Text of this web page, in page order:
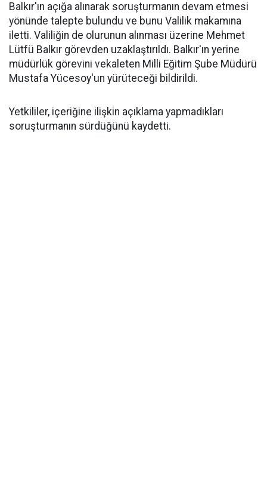
Balkır'ın açığa alınarak soruşturmanın devam etmesi
yönünde talepte bulundu ve bunu Valilik makamına
iletti. Valiliğin de olurunun alınması üzerine Mehmet
Lütfü Balkır görevden uzaklaştırıldı. Balkır'ın yerine
müdürlük görevini vekaleten Milli Eğitim Şube Müdürü
Mustafa Yücesoy'un yürüteceği bildirildi.
Yetkililer, içeriğine ilişkin açıklama yapmadıkları
soruşturmanın sürdüğünü kaydetti.